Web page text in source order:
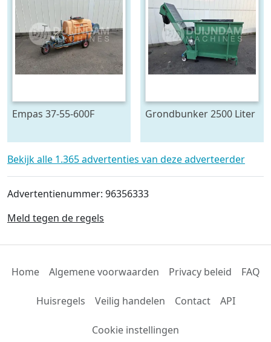
Empas 37-55-600F
Grondbunker 2500 Liter
Bekijk alle 1.365 advertenties van deze adverteerder
Advertentienummer: 96356333
Meld tegen de regels
Home Algemene voorwaarden Privacy beleid FAQ
Huisregels Veilig handelen Contact API
Cookie instellingen